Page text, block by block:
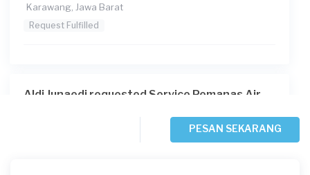
Karawang, Jawa Barat
Request Fulfilled
Aldi Junaedi requested Service Pemanas Air
PESAN SEKARANG